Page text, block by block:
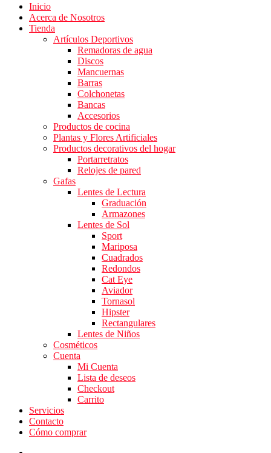
Inicio
Acerca de Nosotros
Tienda
Artículos Deportivos
Remadoras de agua
Discos
Mancuernas
Barras
Colchonetas
Bancas
Accesorios
Productos de cocina
Plantas y Flores Artificiales
Productos decorativos del hogar
Portarretratos
Relojes de pared
Gafas
Lentes de Lectura
Graduación
Armazones
Lentes de Sol
Sport
Mariposa
Cuadrados
Redondos
Cat Eye
Aviador
Tornasol
Hipster
Rectangulares
Lentes de Niños
Cosméticos
Cuenta
Mi Cuenta
Lista de deseos
Checkout
Carrito
Servicios
Contacto
Cómo comprar